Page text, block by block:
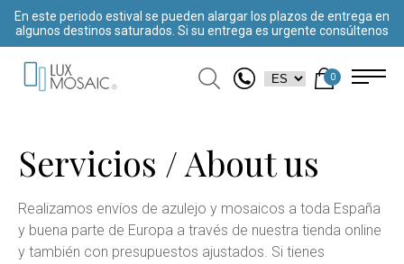
En este periodo estival se pueden alargar los plazos de entrega en
algunos destinos saturados. Si su entrega es urgente consúltenos
0
Servicios / About us
Realizamos envíos de azulejo y mosaicos a toda España
y buena parte de Europa a través de nuestra tienda online
y también con presupuestos ajustados. Si tienes